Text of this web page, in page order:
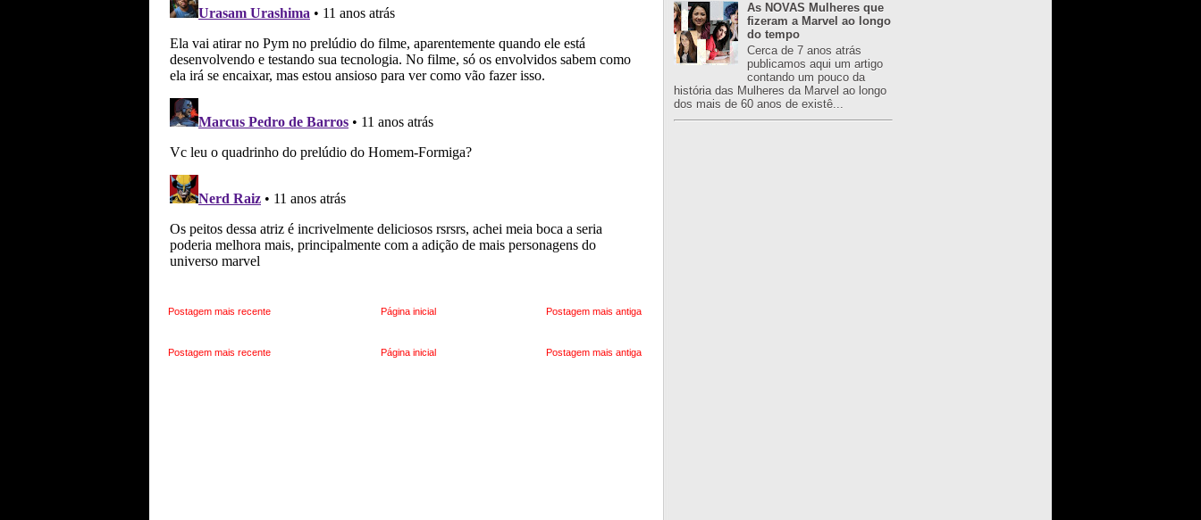
Postagem mais recente Postagem mais antiga
Página inicial
Postagem mais recente Postagem mais antiga
Página inicial
As NOVAS Mulheres que
fizeram a Marvel ao longo
do tempo
Cerca de 7 anos atrás
publicamos aqui um artigo
contando um pouco da
história das Mulheres da Marvel ao longo
dos mais de 60 anos de existê...